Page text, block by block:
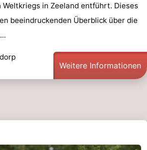
Weltkriegs in Zeeland entführt. Dieses
beeindruckenden Überblick über die
Weitere Informationen